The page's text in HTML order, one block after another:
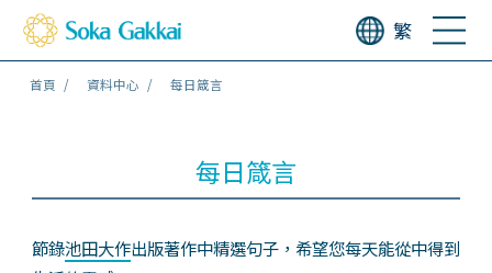
繁
首頁 資料中心 每日箴言
每日箴言
節錄池田大作出版著作中精選句子，希望您每天能從中得到